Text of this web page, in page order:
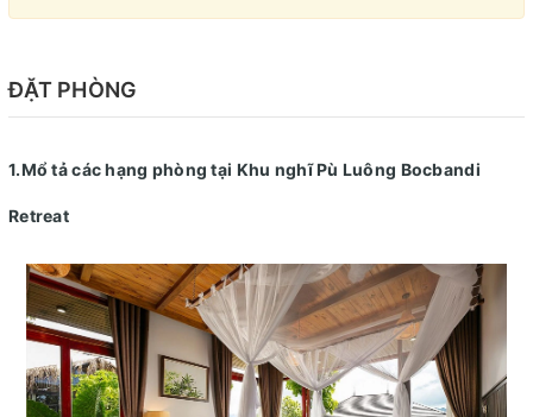
ĐẶT PHÒNG
1.Mổ tả các hạng phòng tại Khu nghĩ Pù Luông Bocbandi
Retreat